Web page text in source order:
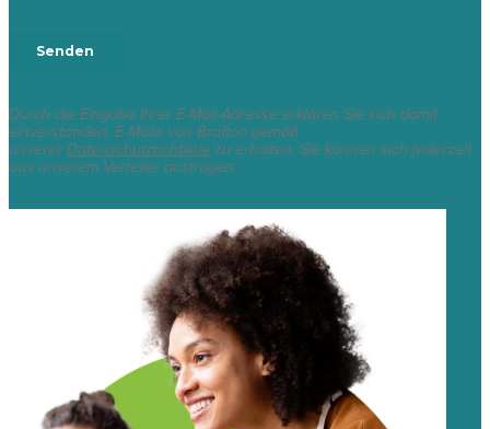
Durch die Eingabe Ihrer E-Mail-Adresse erklären Sie sich damit
einverstanden, E-Mails von Brafton gemäß
unsererDatenschutzrichtlinie zu erhalten. Sie können sich jederzeit
aus unserem Verteiler austragen.